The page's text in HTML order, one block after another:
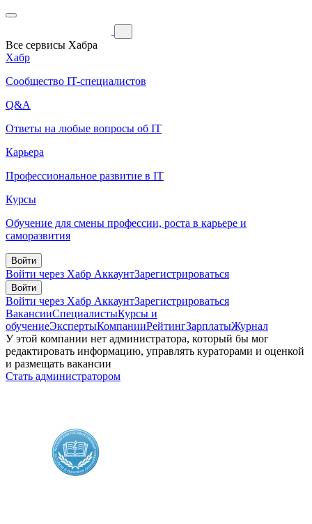
Все сервисы Хабра
Хабр
Сообщество IT-специалистов
Q&A
Ответы на любые вопросы об IT
Карьера
Профессиональное развитие в IT
Курсы
Обучение для смены профессии, роста в карьере и
саморазвития
Войти
Войти через Хабр АккаунтЗарегистрироваться
Войти
Войти через Хабр АккаунтЗарегистрироваться
ВакансииСпециалистыКурсы и
обучениеЭкспертыКомпанииРейтингЗарплатыЖурнал
У этой компании нет администратора, который бы мог
редактировать информацию, управлять кураторами и оценкой
и размещать вакансии
Стать администратором